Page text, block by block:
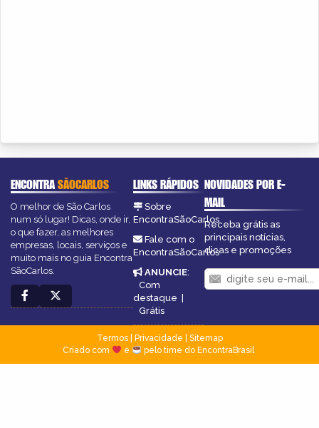
ENCONTRASÃOCARLOS
O melhor de São Carlos
num só lugar! Dicas, onde ir,
o que fazer, as melhores
empresas, locais, serviços e
muito mais no guia Encontra
SãoCarlos.
LINKS RÁPIDOS
Sobre
EncontraSãoCarlos
Fale com o
EncontraSãoCarlos
ANUNCIE:
Com
destaque |
Grátis
NOVIDADES POR E-
MAIL
Receba grátis as
principais notícias,
dicas e promoções
Termos| Privacidade
Sitemap
Criado com
e pelo time do EncontraBrasil